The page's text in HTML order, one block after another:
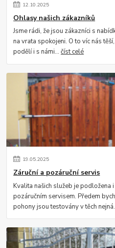
12.10.2025
Ohlasy našich zákazníků
Jsme rádi, že jsou zákazníci s
na vrata spokojeni. O to víc nás
podělí i s námi...číst celé
19.05.2025
Záruční a pozáruční servis
Kvalita našich služeb je podložena
pozáručním servisem. Předem
pohony jsou testovány v těch